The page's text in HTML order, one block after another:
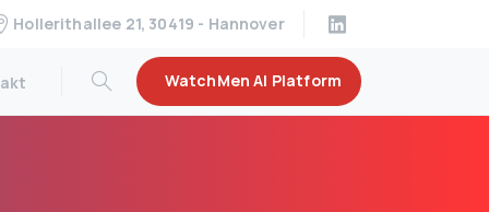
Hollerithallee 21, 30419 - Hannover
WatchMen AI Platform